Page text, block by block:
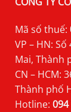
Mã số thuế:
VP – HN:
Mai, Thành
CN – HCM:
Thành phố
Hotline: 094